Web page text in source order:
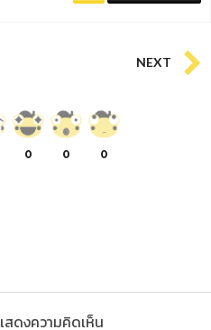
NEXT
0 0 0
สดงความคิดเห็น